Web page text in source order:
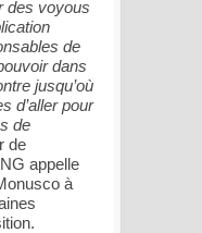
des voyous
de
dans
jusqu’où
d’aller pour
de
de
appelle
à